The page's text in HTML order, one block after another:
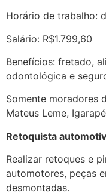
Horário de trabalho:
Salário: R$1.799,60
Benefícios: fretado,
odontológica e
Somente moradores
Mateus Leme,
Retoquista
Realizar retoques e
automotores, peças
desmontadas.